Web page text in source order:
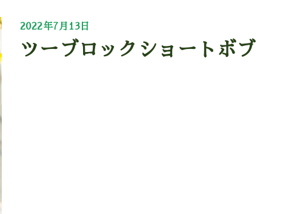
2022年7月13日
ツーブロックショートボブ